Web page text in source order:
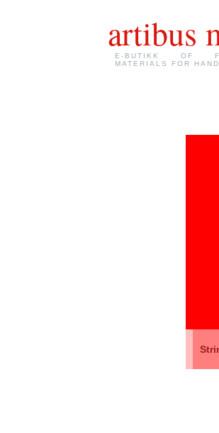
artibus
E-BUTIKK OF
MATERIALS FOR
Stringing